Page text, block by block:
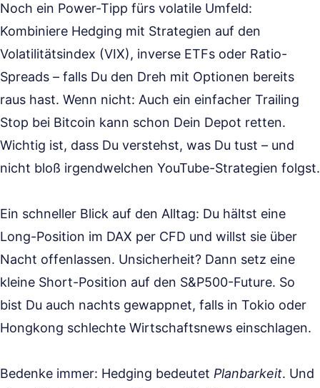
Noch ein Power-Tipp fürs volatile Umfeld:
Kombiniere Hedging mit Strategien auf den
Volatilitätsindex (VIX), inverse ETFs oder Ratio-
Spreads – falls Du den Dreh mit Optionen bereits
raus hast. Wenn nicht: Auch ein einfacher Trailing
Stop bei Bitcoin kann schon Dein Depot retten.
Wichtig ist, dass Du verstehst, was Du tust – und
nicht bloß irgendwelchen YouTube-Strategien folgst.
Ein schneller Blick auf den Alltag: Du hältst eine
Long-Position im DAX per CFD und willst sie über
Nacht offenlassen. Unsicherheit? Dann setz eine
kleine Short-Position auf den S&P500-Future. So
bist Du auch nachts gewappnet, falls in Tokio oder
Hongkong schlechte Wirtschaftsnews einschlagen.
Bedenke immer: Hedging bedeutet Planbarkeit. Und